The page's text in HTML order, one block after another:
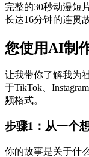
完整的30秒动漫短
长达16分钟的连贯
您使用AI制
让我带你了解我为
于TikTok、
频格式。
步骤1：从一个
你的故事是关于什